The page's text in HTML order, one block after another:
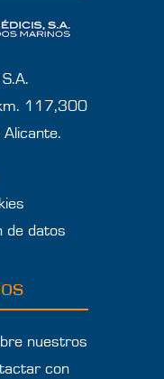
117,300
de datos
nuestros
con